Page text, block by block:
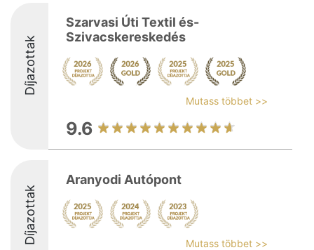
Díjazottak
Szarvasi Úti Textil és-
Szivacskereskedés
Mutass többet >>
9.6
Díjazottak
Aranyodi Autópont
Mutass többet >>